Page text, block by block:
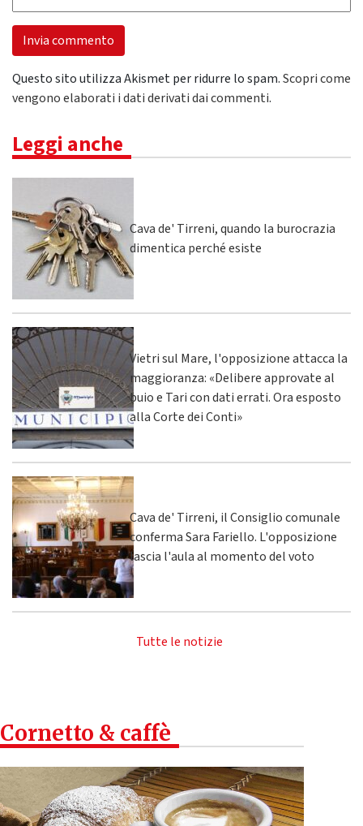
Questo sito utilizza Akismet per ridurre lo spam.Scopri come
vengono elaborati i dati derivati dai commenti.
Leggi anche
Cava de' Tirreni, quando la burocrazia
dimentica perché esiste
Vietri sul Mare, l'opposizione attacca la
maggioranza: «Delibere approvate al
buio e Tari con dati errati. Ora esposto
alla Corte dei Conti»
Cava de' Tirreni, il Consiglio comunale
conferma Sara Fariello. L'opposizione
lascia l'aula al momento del voto
Tutte le notizie
Cornetto & caffè